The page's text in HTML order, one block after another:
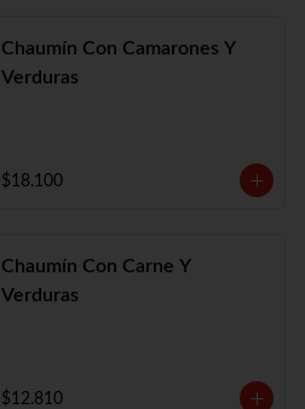
Chaumín Con Camarones Y
Verduras
$18.100
Chaumín Con Carne Y
Verduras
$12.810